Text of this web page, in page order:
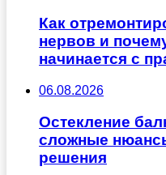
Как
нервов и
начинается с
06.08.2026
Остекление
сложные
решения